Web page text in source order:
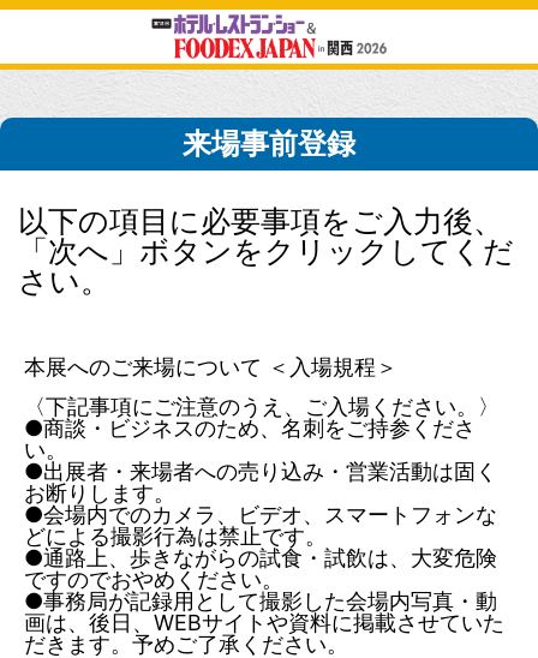
来場事前登録
以下の項目に必要事項をご入力後、
「次へ」ボタンをクリックしてくだ
さい。
本展へのご来場について ＜入場規程＞
〈下記事項にご注意のうえ、ご入場ください。〉
●商談・ビジネスのため、名刺をご持参くださ
い。
●出展者・来場者への売り込み・営業活動は固く
お断りします。
●会場内でのカメラ、ビデオ、スマートフォンな
どによる撮影行為は禁止です。
●通路上、歩きながらの試食・試飲は、大変危険
ですのでおやめください。
●事務局が記録用として撮影した会場内写真・動
画は、後日、WEBサイトや資料に掲載させていた
だきます。予めご了承ください。